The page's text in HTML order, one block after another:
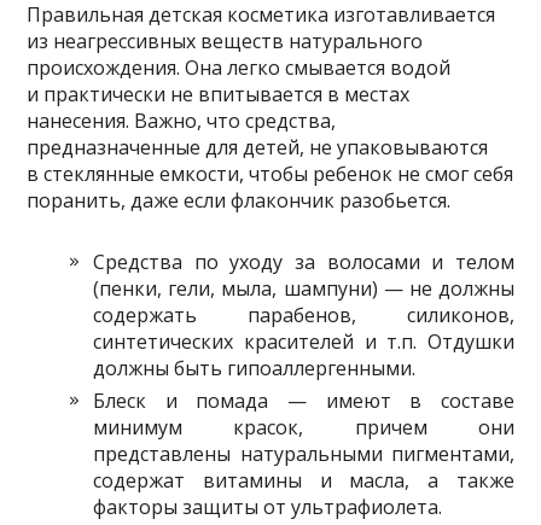
Правильная детская косметика изготавливается
из неагрессивных веществ натурального
происхождения. Она легко смывается водой
и практически не впитывается в местах
нанесения. Важно, что средства,
предназначенные для детей, не упаковываются
в стеклянные емкости, чтобы ребенок не смог себя
поранить, даже если флакончик разобьется.
Cредства по уходу за волосами и телом
(пенки, гели, мыла, шампуни) — не должны
содержать парабенов, силиконов,
синтетических красителей и т.п. Отдушки
должны быть гипоаллергенными.
Блеск и помада — имеют в составе
минимум красок, причем они
представлены натуральными пигментами,
содержат витамины и масла, а также
факторы защиты от ультрафиолета.